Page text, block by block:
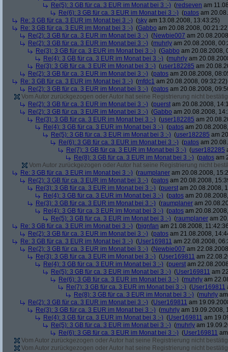
Re(5): 3 GB für ca. 3 EUR im Monat bei 3 :-) (redseven am
Re(6): 3 GB für ca. 3 EUR im Monat bei 3 :-) (patos am
Re: 3 GB für ca. 3 EUR im Monat bei 3 :-) (sky am 13.08.2008, 13:43:25)
Re: 3 GB für ca. 3 EUR im Monat bei 3 :-) (Gabbo am 20.08.2008,
Re(2): 3 GB für ca. 3 EUR im Monat bei 3 :-) (Newbie007 am
Re(2): 3 GB für ca. 3 EUR im Monat bei 3 :-) (muhrly am 20.08.2008,
Re(3): 3 GB für ca. 3 EUR im Monat bei 3 :-) (Gabbo am 20.08.2008,
Re(4): 3 GB für ca. 3 EUR im Monat bei 3 :-) (muhrly am
Re(3): 3 GB für ca. 3 EUR im Monat bei 3 :-) (user182285 am
Re(2): 3 GB für ca. 3 EUR im Monat bei 3 :-) (patos am 20.08.2008,
Re: 3 GB für ca. 3 EUR im Monat bei 3 :-) (mfdc1 am 20.08.2008, 09:32:22)
Re(2): 3 GB für ca. 3 EUR im Monat bei 3 :-) (patos am 20.08.2008,
Vom Autor zurückgezogen oder Autor hat seine Registrierung nicht
Re(2): 3 GB für ca. 3 EUR im Monat bei 3 :-) (puerst am 20.08.2008,
Re(2): 3 GB für ca. 3 EUR im Monat bei 3 :-) (Gabbo am 20.08.2008,
Re(3): 3 GB für ca. 3 EUR im Monat bei 3 :-) (user182285 am
Re(4): 3 GB für ca. 3 EUR im Monat bei 3 :-) (patos am
Re(5): 3 GB für ca. 3 EUR im Monat bei 3 :-) (user182285 am
Re(6): 3 GB für ca. 3 EUR im Monat bei 3 :-) (patos am
Re(7): 3 GB für ca. 3 EUR im Monat bei 3 :-) (user182285
Re(8): 3 GB für ca. 3 EUR im Monat bei 3 :-) (patos am
Vom Autor zurückgezogen oder Autor hat seine Registrierung nicht
Re: 3 GB für ca. 3 EUR im Monat bei 3 :-) (raumplaner am 20.08.2008,
Re(2): 3 GB für ca. 3 EUR im Monat bei 3 :-) (patos am 20.08.2008,
Re(3): 3 GB für ca. 3 EUR im Monat bei 3 :-) (puerst am 20.08.2008,
Re(4): 3 GB für ca. 3 EUR im Monat bei 3 :-) (patos am
Re(3): 3 GB für ca. 3 EUR im Monat bei 3 :-) (raumplaner am
Re(4): 3 GB für ca. 3 EUR im Monat bei 3 :-) (patos am
Re(5): 3 GB für ca. 3 EUR im Monat bei 3 :-) (raumplaner am
Re: 3 GB für ca. 3 EUR im Monat bei 3 :-) (bignfan am 21.08.2008,
Re(2): 3 GB für ca. 3 EUR im Monat bei 3 :-) (patos am 21.08.2008,
Re: 3 GB für ca. 3 EUR im Monat bei 3 :-) (User169811 am 22.08.2008,
Re(2): 3 GB für ca. 3 EUR im Monat bei 3 :-) (Newbie007 am
Re(3): 3 GB für ca. 3 EUR im Monat bei 3 :-) (User169811 am
Re(4): 3 GB für ca. 3 EUR im Monat bei 3 :-) (puerst am
Re(5): 3 GB für ca. 3 EUR im Monat bei 3 :-) (User169811 am
Re(6): 3 GB für ca. 3 EUR im Monat bei 3 :-) (muhrly am
Re(7): 3 GB für ca. 3 EUR im Monat bei 3 :-) (User169811
Re(8): 3 GB für ca. 3 EUR im Monat bei 3 :-) (muhrly
Re(2): 3 GB für ca. 3 EUR im Monat bei 3 :-) (User169811 am
Re(3): 3 GB für ca. 3 EUR im Monat bei 3 :-) (muhrly am 19.09.2008,
Re(4): 3 GB für ca. 3 EUR im Monat bei 3 :-) (User169811 am
Re(5): 3 GB für ca. 3 EUR im Monat bei 3 :-) (muhrly am
Re(6): 3 GB für ca. 3 EUR im Monat bei 3 :-) (User169811
Vom Autor zurückgezogen oder Autor hat seine Registrierung nicht
Vom Autor zurückgezogen oder Autor hat seine Registrierung nicht